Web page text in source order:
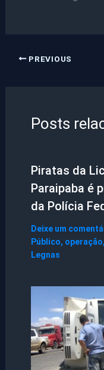
PREVIOUS
Posts
Piratas da
Paraipaba é
da Polícia
Deixe um
Público, operação,
Legnas